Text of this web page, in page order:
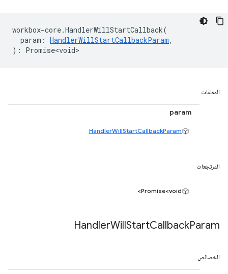
workbox-core.HandlerWillStartCallback(
param : HandlerWillStartCallbackParam,
) : Promise<void>
المعلمات
param
HandlerWillStartCallbackParam
المرتجعات
Promise<void>
HandlerWillStartCallbackParam
الخصائص